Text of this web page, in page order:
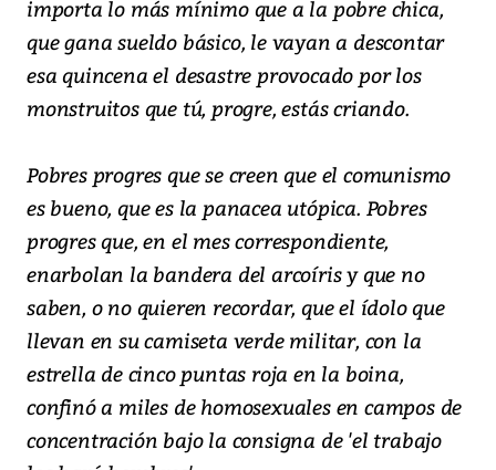
importa lo más mínimo que a la pobre chica,
que gana sueldo básico, le vayan a descontar
esa quincena el desastre provocado por los
monstruitos que tú, progre, estás criando.
Pobres progres que se creen que el comunismo
es bueno, que es la panacea utópica. Pobres
progres que, en el mes correspondiente,
enarbolan la bandera del arcoíris y que no
saben, o no quieren recordar, que el ídolo que
llevan en su camiseta verde militar, con la
estrella de cinco puntas roja en la boina,
confinó a miles de homosexuales en campos de
concentración bajo la consigna de 'el trabajo